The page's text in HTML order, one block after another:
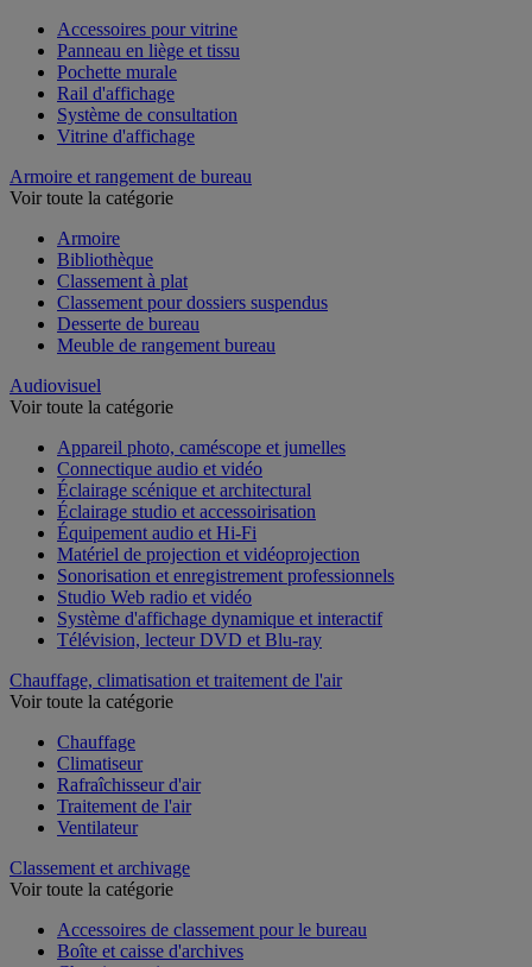
Accessoires pour vitrine
Panneau en liège et tissu
Pochette murale
Rail d'affichage
Système de consultation
Vitrine d'affichage
Armoire et rangement de bureau
Voir toute la catégorie
Armoire
Bibliothèque
Classement à plat
Classement pour dossiers suspendus
Desserte de bureau
Meuble de rangement bureau
Audiovisuel
Voir toute la catégorie
Appareil photo, caméscope et jumelles
Connectique audio et vidéo
Éclairage scénique et architectural
Éclairage studio et accessoirisation
Équipement audio et Hi-Fi
Matériel de projection et vidéoprojection
Sonorisation et enregistrement professionnels
Studio Web radio et vidéo
Système d'affichage dynamique et interactif
Télévision, lecteur DVD et Blu-ray
Chauffage, climatisation et traitement de l'air
Voir toute la catégorie
Chauffage
Climatiseur
Rafraîchisseur d'air
Traitement de l'air
Ventilateur
Classement et archivage
Voir toute la catégorie
Accessoires de classement pour le bureau
Boîte et caisse d'archives